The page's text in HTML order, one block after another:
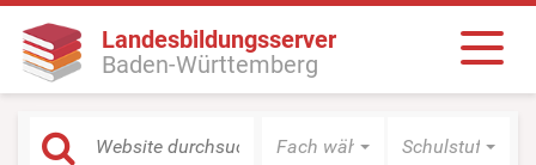
Landesbildungsserver
Baden-Württemberg
Fach wählen Schulstufe